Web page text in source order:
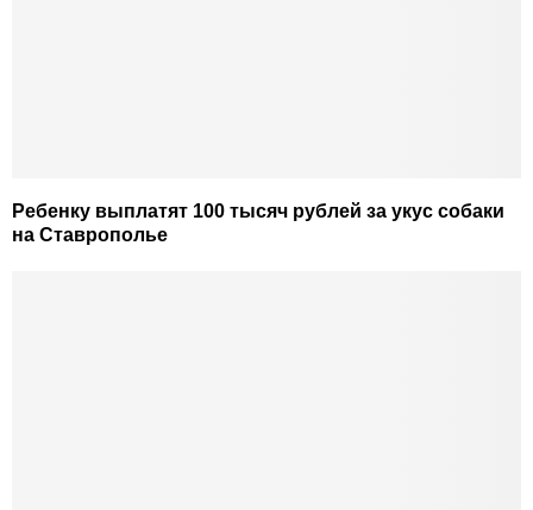
Ребенку выплатят 100 тысяч рублей за укус собаки
на Ставрополье